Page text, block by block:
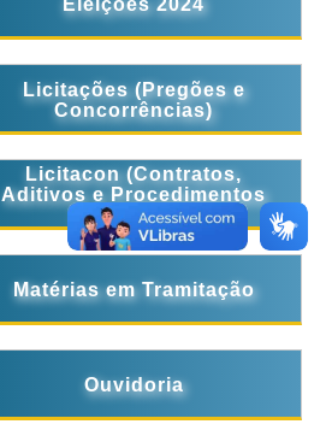
Eleições 2024
Licitações (Pregões e
Concorrências)
Licitacon (Contratos,
Aditivos e Procedimentos
Licitatórios)
Matérias em Tramitação
Ouvidoria